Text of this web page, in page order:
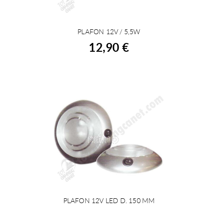
ACHETER
PLAFON 12V / 5,5W
12,90 €
ACHETER
PLAFON 12V LED D. 150 MM